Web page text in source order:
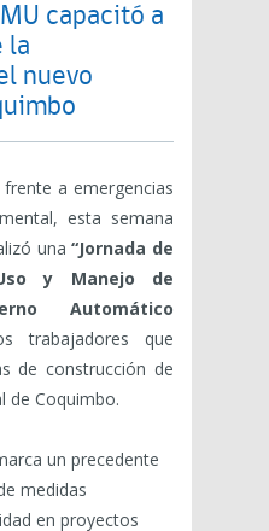
capacitó a
la
nuevo
a emergencias
esta semana
una“Jornada de
y Manejo de
Automático
trabajadores que
de construcción de
de Coquimbo.
un precedente
medidas
en proyectos